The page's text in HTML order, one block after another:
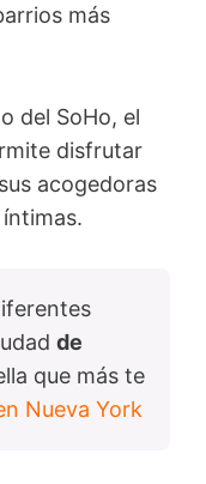
más
del SoHo, el
disfrutar
acogedoras
de
que más te
Nueva York